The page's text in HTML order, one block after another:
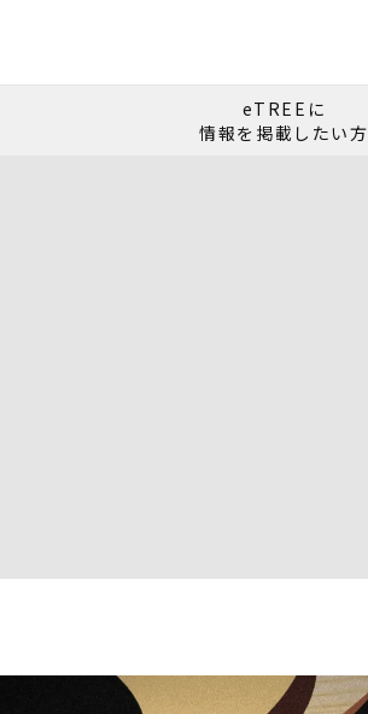
eTREEに
情報を掲載したい方